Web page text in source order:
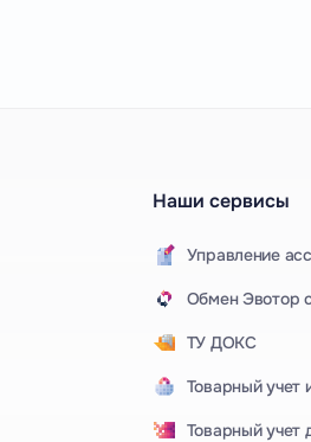
Наши сервисы
Управление
Обмен Эвотор
ТУ ДОКС
Товарный учет
Товарный учет